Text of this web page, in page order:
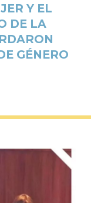
Y EL
DE LA
GÉNERO